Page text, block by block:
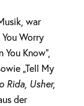
war
Worry
You Know“,
„Tell My
Rida, Usher,
der